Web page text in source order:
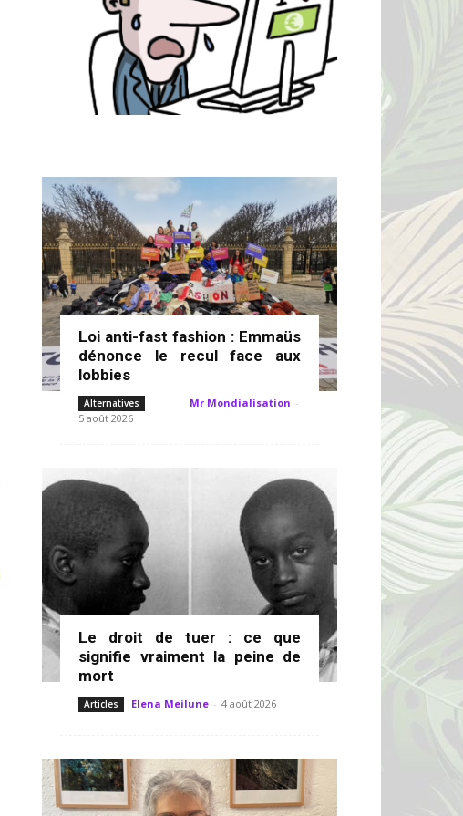
Loi anti-fast fashion : Emmaüs
dénonce le recul face aux
lobbies
Alternatives Mr Mondialisation -
5 août 2026
Le droit de tuer : ce que
signifie vraiment la peine de
mort
Articles Elena Meilune - 4 août 2026